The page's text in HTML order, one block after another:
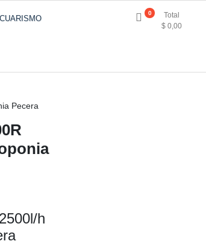
0
Total
$ 0,00
Pecera
h